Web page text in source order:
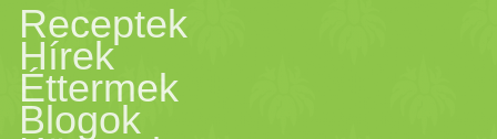
Receptek
Hírek
Éttermek
Blogok